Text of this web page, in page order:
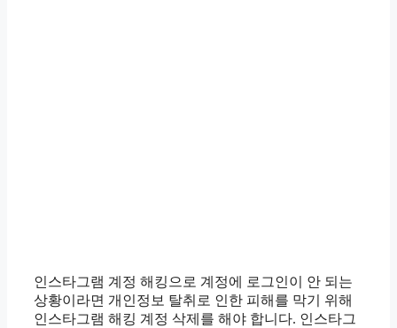
인스타그램 계정 해킹으로 계정에 로그인이 안 되는
상황이라면 개인정보 탈취로 인한 피해를 막기 위해
인스타그램 해킹 계정 삭제를 해야 합니다. 인스타그